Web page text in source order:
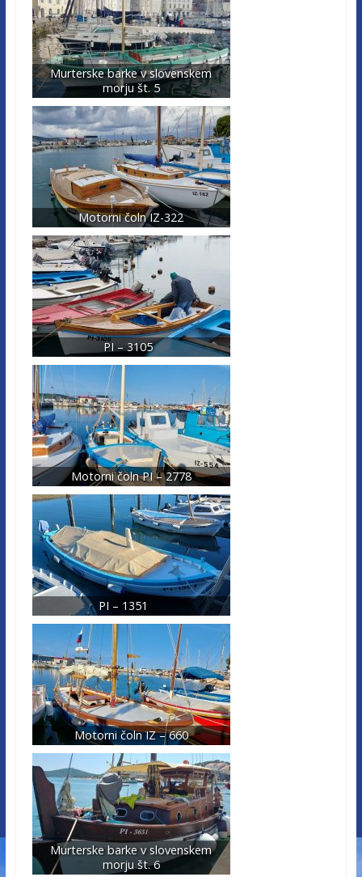
Murterske barke v slovenskem
morju št. 5
Motorni čoln IZ-322
PI – 3105
Motorni čoln PI – 2778
PI – 1351
Motorni čoln IZ – 660
Murterske barke v slovenskem
morju št. 6